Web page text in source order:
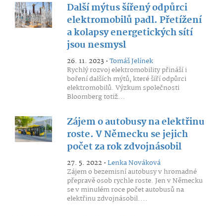
Další mýtus šířený odpůrci
elektromobilů padl. Přetížení
a kolapsy energetických sítí
jsou nesmysl
26. 11. 2023 •Tomáš Jelínek
Rychlý rozvoj elektromobility přináší i
boření dalších mýtů, které šíří odpůrci
elektromobilů. Výzkum společnosti
Bloomberg totiž...
Zájem o autobusy na elektřinu
roste. V Německu se jejich
počet za rok zdvojnásobil
27. 5. 2022 •Lenka Nováková
Zájem o bezemisní autobusy v hromadné
přepravě osob rychle roste. Jen v Německu
se v minulém roce počet autobusů na
elektřinu zdvojnásobil....